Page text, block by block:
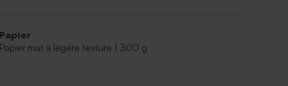
Papier
Papier mat à légère texture | 300 g